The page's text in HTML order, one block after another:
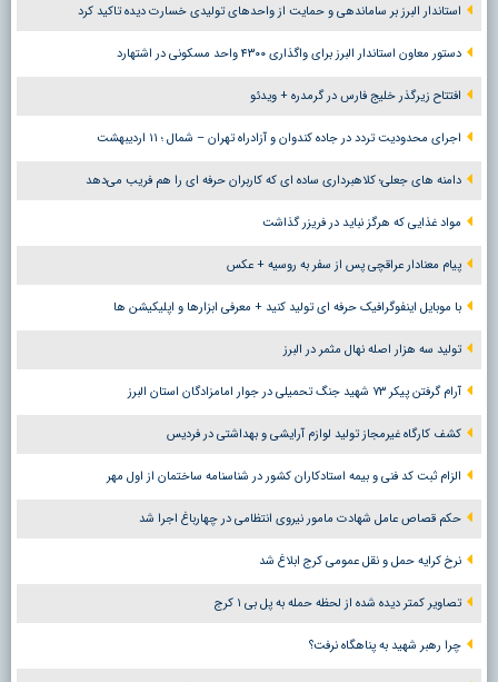
استاندار البرز بر ساماندهی و حمایت از واحدهای تولیدی خسارت دیده تاکید کرد
دستور معاون استاندار البرز برای واگذاری ۴۳۰۰ واحد مسکونی در اشتهارد
افتتاح زیرگذر خلیج فارس در گرمدره + ویدئو
اجرای محدودیت تردد در جاده کندوان و آزادراه تهران – شمال ؛ ١١ اردیبهشت
دامنه های جعلی؛ کلاهبرداری ساده ای که کاربران حرفه ای را هم فریب می‌دهد
مواد غذایی که هرگز نباید در فریزر گذاشت
پیام معنادار عراقچی پس از سفر به روسیه + عکس
با موبایل اینفوگرافیک حرفه ای تولید کنید + معرفی ابزارها و اپلیکیشن ها
تولید سه هزار اصله نهال مثمر در البرز
آرام گرفتن پیکر ۷۳ شهید جنگ تحمیلی در جوار امامزادگان استان البرز
کشف کارگاه غیرمجاز تولید لوازم آرایشی و بهداشتی در فردیس
الزام ثبت کد فنی و بیمه استادکاران کشور در شناسنامه ساختمان از اول مهر
حکم قصاص عامل شهادت مامور نیروی انتظامی در چهارباغ اجرا شد
نرخ کرایه حمل و نقل عمومی کرج ابلاغ شد
تصاویر کمتر دیده شده از لحظه حمله به پل بی ۱ کرج
چرا رهبر شهید به پناهگاه نرفت؟